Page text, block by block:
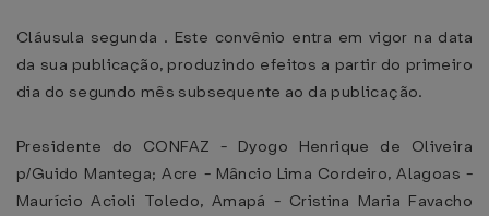
Cláusula segunda . Este convênio entra em vigor na data
da sua publicação, produzindo efeitos a partir do primeiro
dia do segundo mês subsequente ao da publicação.
Presidente do CONFAZ - Dyogo Henrique de Oliveira
p/Guido Mantega; Acre - Mâncio Lima Cordeiro, Alagoas -
Maurício Acioli Toledo, Amapá - Cristina Maria Favacho